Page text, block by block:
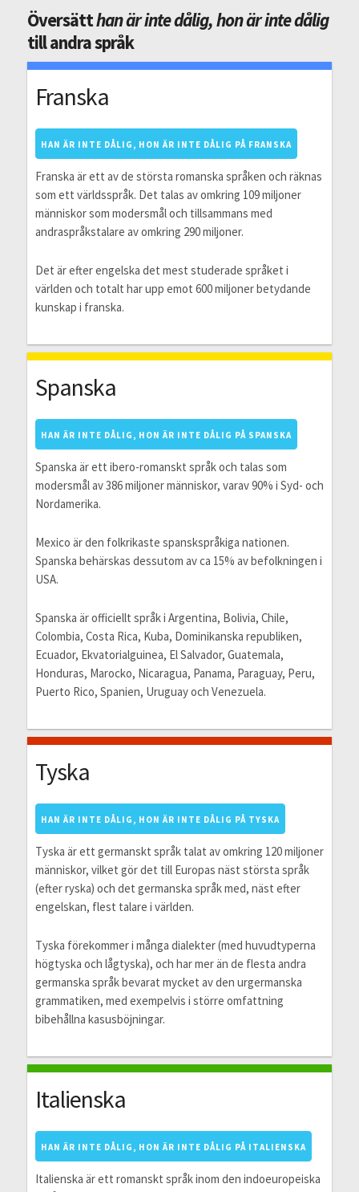
Översätthan är inte dålig, hon är inte dålig
till andra språk
Franska
HAN ÄR INTE DÅLIG, HON ÄR INTE DÅLIG PÅ FRANSKA
Franska är ett av de största romanska språken och räknas
som ett världsspråk. Det talas av omkring 109 miljoner
människor som modersmål och tillsammans med
andraspråkstalare av omkring 290 miljoner.
Det är efter engelska det mest studerade språket i
världen och totalt har upp emot 600 miljoner betydande
kunskap i franska.
Spanska
HAN ÄR INTE DÅLIG, HON ÄR INTE DÅLIG PÅ SPANSKA
Spanska är ett ibero-romanskt språk och talas som
modersmål av 386 miljoner människor, varav 90% i Syd- och
Nordamerika.
Mexico är den folkrikaste spanskspråkiga nationen.
Spanska behärskas dessutom av ca 15% av befolkningen i
USA.
Spanska är officiellt språk i Argentina, Bolivia, Chile,
Colombia, Costa Rica, Kuba, Dominikanska republiken,
Ecuador, Ekvatorialguinea, El Salvador, Guatemala,
Honduras, Marocko, Nicaragua, Panama, Paraguay, Peru,
Puerto Rico, Spanien, Uruguay och Venezuela.
Tyska
HAN ÄR INTE DÅLIG, HON ÄR INTE DÅLIG PÅ TYSKA
Tyska är ett germanskt språk talat av omkring 120 miljoner
människor, vilket gör det till Europas näst största språk
(efter ryska) och det germanska språk med, näst efter
engelskan, flest talare i världen.
Tyska förekommer i många dialekter (med huvudtyperna
högtyska och lågtyska), och har mer än de flesta andra
germanska språk bevarat mycket av den urgermanska
grammatiken, med exempelvis i större omfattning
bibehållna kasusböjningar.
Italienska
HAN ÄR INTE DÅLIG, HON ÄR INTE DÅLIG PÅ ITALIENSKA
Italienska är ett romanskt språk inom den indoeuropeiska